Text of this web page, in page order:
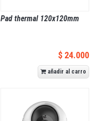
Pad thermal 120x120mm
$ 24.000
añadir al carro